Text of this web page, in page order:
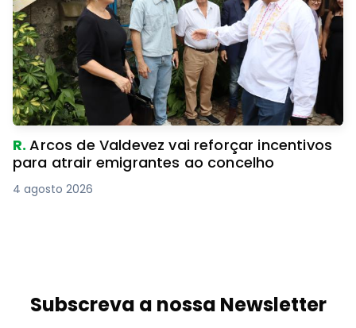
R.Arcos de Valdevez vai reforçar incentivos
para atrair emigrantes ao concelho
4 agosto 2026
Subscreva a nossa Newsletter